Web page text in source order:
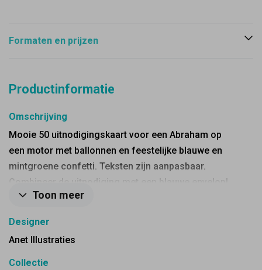
Formaten en prijzen
Productinformatie
Omschrijving
Mooie 50 uitnodigingskaart voor een Abraham op
een motor met ballonnen en feestelijke blauwe en
mintgroene confetti. Teksten zijn aanpasbaar.
Combineer de uitnodiging met een blauwe envelop!
Toon meer
Designer
Anet Illustraties
Collectie